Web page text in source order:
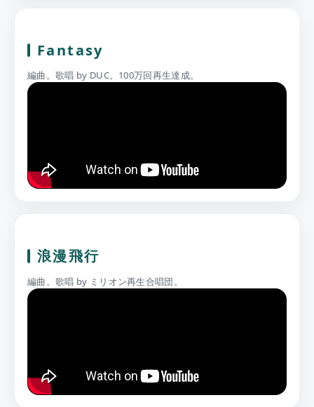
Fantasy
編曲。歌唱 by DUC。100万回再生達成。
浪漫飛行
編曲。歌唱 by ミリオン再生合唱団。